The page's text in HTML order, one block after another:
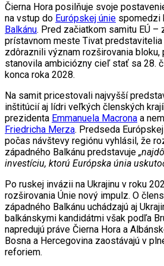
Čierna Hora posilňuje svoje
na vstup do Európskej únie spomedzi
Balkánu. Pred začiatkom samitu EÚ –
prístavnom meste Tivat predstavitelia
zdôraznili význam rozširovania
stanovila ambiciózny cieľ stať sa 28.
konca roka 2028.
Na samit pricestovali najvyšší
inštitúcií aj lídri veľkých členských
prezidenta Emmanuela Macrona a
Friedricha Merza. Predseda
počas návštevy regiónu vyhlásil, že
západného Balkánu predstavuje
investíciu, ktorú Európska únia
Po ruskej invázii na Ukrajinu v roku
rozširovania Únie nový impulz. O
západného Balkánu uchádzajú aj
balkánskymi kandidátmi však podľa
napredujú práve Čierna Hora a
Bosna a Hercegovina zaostávajú v
reforiem.